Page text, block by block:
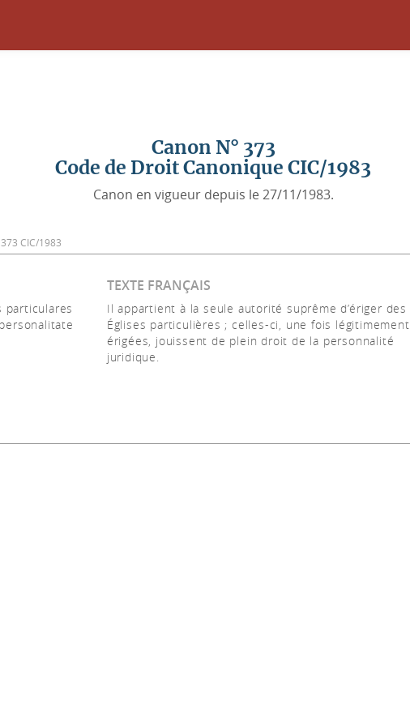
Canon N° 373
Code de Droit Canonique CIC/1983
Canon en vigueur depuis le 27/11/1983.
CIC/1983
particulares
TEXTE FRANÇAIS
Il appartient à la seule autorité suprême d’ériger des
Églises particulières ; celles-ci, une fois légitimement
érigées, jouissent de plein droit de la personnalité
juridique.